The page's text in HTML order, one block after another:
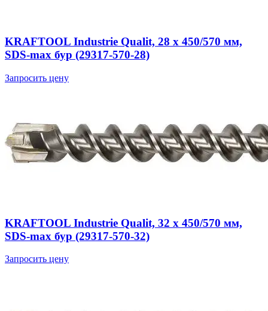
KRAFTOOL Industrie Qualit, 28 x 450/570 мм,
SDS-max бур (29317-570-28)
Запросить цену
KRAFTOOL Industrie Qualit, 32 x 450/570 мм,
SDS-max бур (29317-570-32)
Запросить цену